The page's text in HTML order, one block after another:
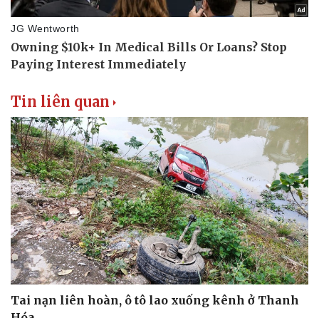
Tin liên quan
Tai nạn liên hoàn, ô tô lao xuống kênh ở Thanh